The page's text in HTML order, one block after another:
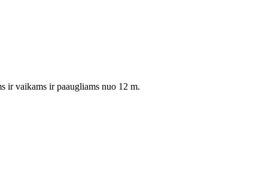
ir vaikams ir paaugliams nuo 12 m.